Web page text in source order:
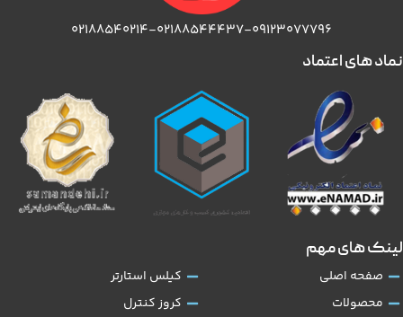
۰۲۱۸۸۵۴۰۲۱۴-۰۲۱۸۸۵۴۴۴۳۷-۰۹۱۲۳۰۷۷۷۹۶
لینک های مهم
صفحه اصلی
محصولات
کیلس استارتر
کروز کنترل
نماد های اعتماد